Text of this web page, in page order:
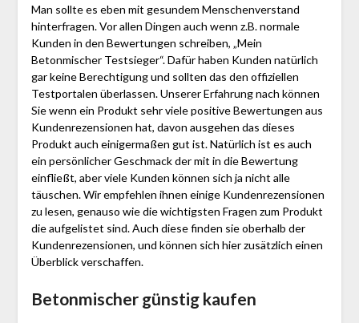
Man sollte es eben mit gesundem Menschenverstand
hinterfragen. Vor allen Dingen auch wenn z.B. normale
Kunden in den Bewertungen schreiben, „Mein
Betonmischer Testsieger“. Dafür haben Kunden natürlich
gar keine Berechtigung und sollten das den offiziellen
Testportalen überlassen. Unserer Erfahrung nach können
Sie wenn ein Produkt sehr viele positive Bewertungen aus
Kundenrezensionen hat, davon ausgehen das dieses
Produkt auch einigermaßen gut ist. Natürlich ist es auch
ein persönlicher Geschmack der mit in die Bewertung
einfließt, aber viele Kunden können sich ja nicht alle
täuschen. Wir empfehlen ihnen einige Kundenrezensionen
zu lesen, genauso wie die wichtigsten Fragen zum Produkt
die aufgelistet sind. Auch diese finden sie oberhalb der
Kundenrezensionen, und können sich hier zusätzlich einen
Überblick verschaffen.
Betonmischer günstig kaufen